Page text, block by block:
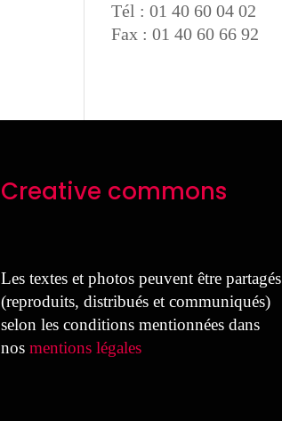
Tél : 01 40 60 04 02
Fax : 01 40 60 66 92
Creative commons
Les textes et photos peuvent être partagés
(reproduits, distribués et communiqués)
selon les conditions mentionnées dans
nos mentions légales